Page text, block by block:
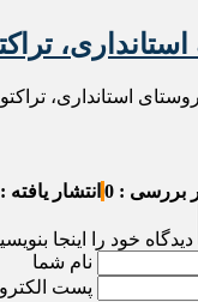
استانداری،
بررسی : 0 انتشار یافته : 0
دیدگاه خود را اینجا
نام شما
پست